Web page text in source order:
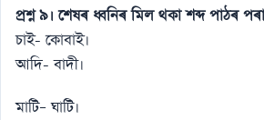
প্রশ্ন ৯। শেষৰ ধ্বনিৰ মিল থকা শব্দ পাঠৰ পৰা
চাই- কোবাই।
আদি- বাদী।
মাটি– ঘাটি।